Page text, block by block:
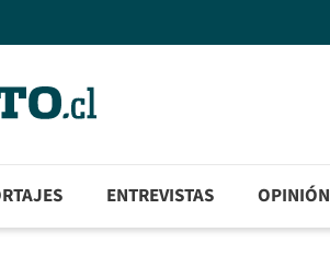
ENTREVISTAS OPINIÓN